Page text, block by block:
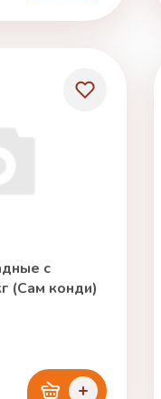
с
(Сам конди)